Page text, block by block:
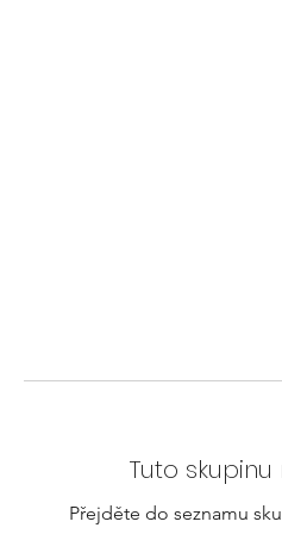
Tuto
Přejděte do seznamu